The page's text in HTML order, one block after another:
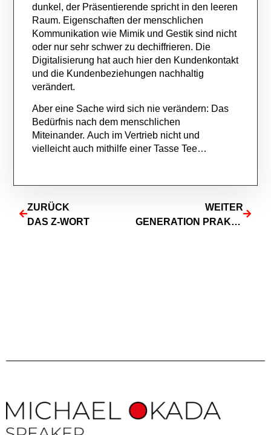
dunkel, der Präsentierende spricht in den leeren
Raum. Eigenschaften der menschlichen
Kommunikation wie Mimik und Gestik sind nicht
oder nur sehr schwer zu dechiffrieren. Die
Digitalisierung hat auch hier den Kundenkontakt
und die Kundenbeziehungen nachhaltig
verändert.
Aber eine Sache wird sich nie verändern: Das
Bedürfnis nach dem menschlichen
Miteinander. Auch im Vertrieb nicht und
vielleicht auch mithilfe einer Tasse Tee…
ZURÜCK
DAS Z-WORT
WEITER
GENERATION PRAKTIKUM